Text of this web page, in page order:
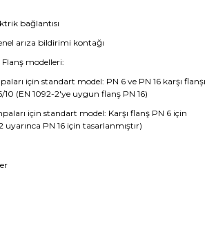
bağlantısı
arıza bildirimi kontağı
modelleri:
için standart model: PN 6 ve PN 16 karşı flanşı
(EN 1092-2'ye uygun flanş PN 16)
için standart model: Karşı flanş PN 6 için
uyarınca PN 16 için tasarlanmıştır)